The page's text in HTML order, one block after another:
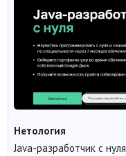
Нетология
Java-разработчик с нуля